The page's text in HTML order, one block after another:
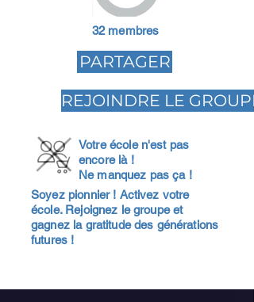
32 membres
PARTAGER
REJOINDRE LE GROUPE
Votre école n'est pas
encore là !
Ne manquez pas ça !
Soyez pionnier ! Activez votre
école. Rejoignez le groupe et
gagnez la gratitude des générations
futures !